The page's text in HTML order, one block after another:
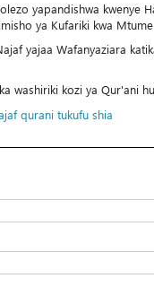
yapandishwa kwenye
ya Kufariki kwa Mtume
yajaa Wafanyaziara
washiriki kozi ya Qur'ani
qurani tukufu shia